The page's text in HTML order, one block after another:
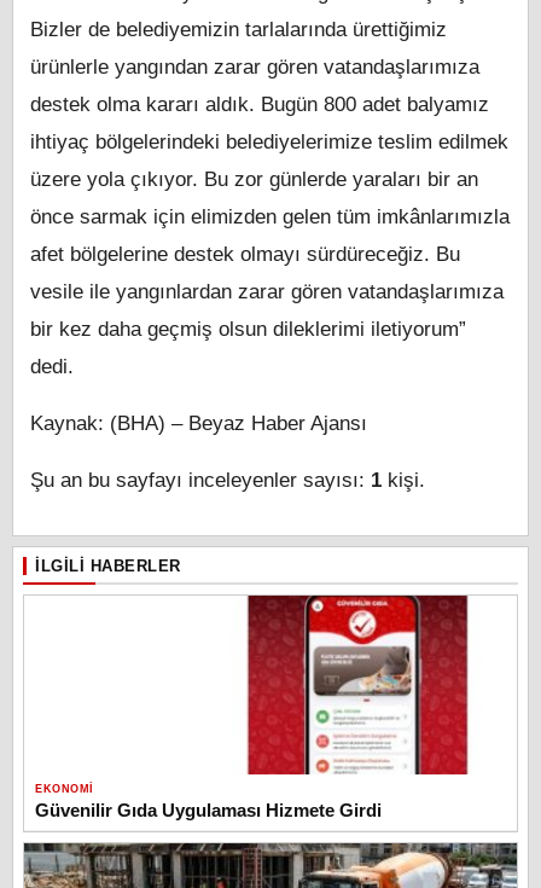
Bizler de belediyemizin tarlalarında ürettiğimiz
ürünlerle yangından zarar gören vatandaşlarımıza
destek olma kararı aldık. Bugün 800 adet balyamız
ihtiyaç bölgelerindeki belediyelerimize teslim edilmek
üzere yola çıkıyor. Bu zor günlerde yaraları bir an
önce sarmak için elimizden gelen tüm imkânlarımızla
afet bölgelerine destek olmayı sürdüreceğiz. Bu
vesile ile yangınlardan zarar gören vatandaşlarımıza
bir kez daha geçmiş olsun dileklerimi iletiyorum”
dedi.
Kaynak: (BHA) – Beyaz Haber Ajansı
Şu an bu sayfayı inceleyenler sayısı: 1 kişi.
İLGILI HABERLER
EKONOMI
Güvenilir Gıda Uygulaması Hizmete Girdi